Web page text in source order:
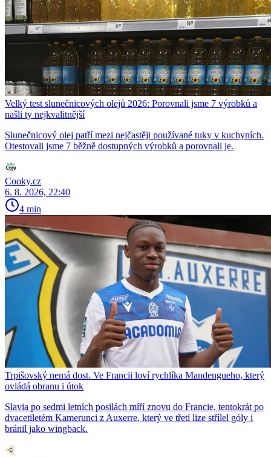
Velký test slunečnicových olejů 2026: Porovnali jsme 7 výrobků a
našli ty nejkvalitnější
Slunečnicový olej patří mezi nejčastěji používané tuky v kuchyních.
Otestovali jsme 7 běžně dostupných výrobků a porovnali je.
Cooky.cz
6. 8. 2026, 22:40
4 min
Trpišovský nemá dost. Ve Francii loví rychlíka Mandengueho, který
ovládá obranu i útok
Slavia po sedmi letních posilách míří znovu do Francie, tentokrát po
dvacetiletém Kamerunci z Auxerre, který ve třetí lize střílel góly i
bránil jako wingback.